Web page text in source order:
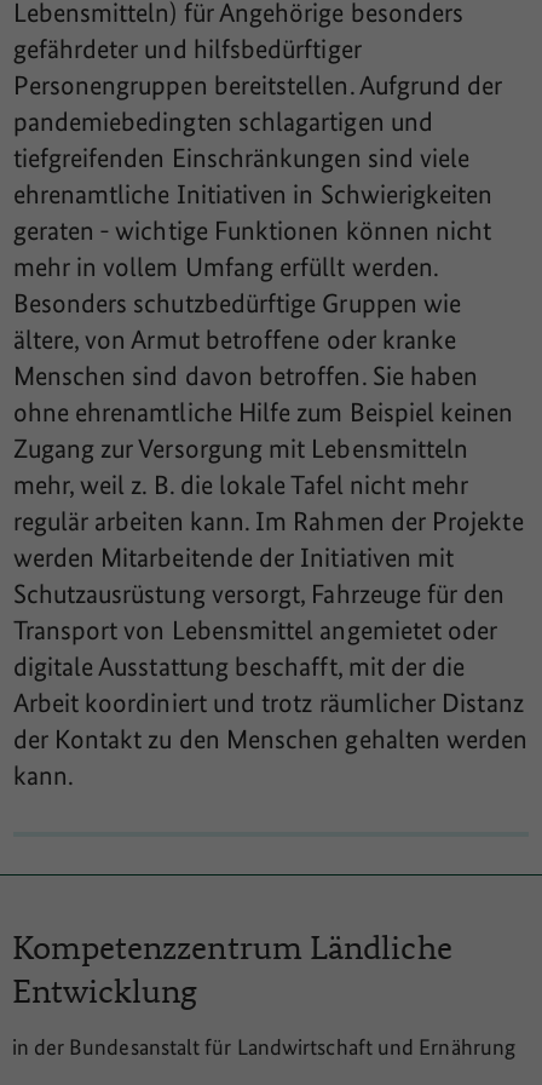
Lebensmitteln) für Angehörige besonders
gefährdeter und hilfsbedürftiger
Personengruppen bereitstellen. Aufgrund der
pandemiebedingten schlagartigen und
tiefgreifenden Einschränkungen sind viele
ehrenamtliche Initiativen in Schwierigkeiten
geraten - wichtige Funktionen können nicht
mehr in vollem Umfang erfüllt werden.
Besonders schutzbedürftige Gruppen wie
ältere, von Armut betroffene oder kranke
Menschen sind davon betroffen. Sie haben
ohne ehrenamtliche Hilfe zum Beispiel keinen
Zugang zur Versorgung mit Lebensmitteln
mehr, weil z. B. die lokale Tafel nicht mehr
regulär arbeiten kann. Im Rahmen der Projekte
werden Mitarbeitende der Initiativen mit
Schutzausrüstung versorgt, Fahrzeuge für den
Transport von Lebensmittel angemietet oder
digitale Ausstattung beschafft, mit der die
Arbeit koordiniert und trotz räumlicher Distanz
der Kontakt zu den Menschen gehalten werden
kann.
Kompetenzzentrum Ländliche
Entwicklung
in der Bundesanstalt für Landwirtschaft und Ernährung